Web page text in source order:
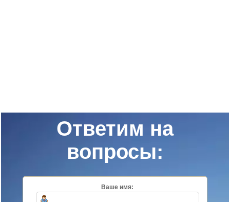
Ответим на
вопросы:
Ваше имя: